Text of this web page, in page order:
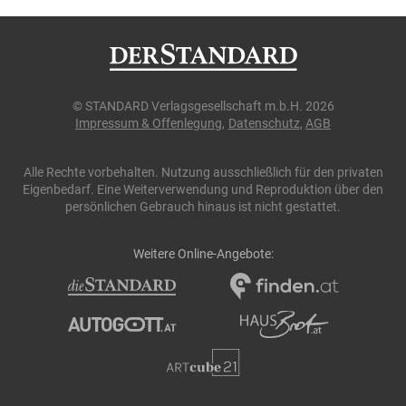
© STANDARD Verlagsgesellschaft m.b.H. 2026
Impressum & Offenlegung Datenschutz AGB
Alle Rechte vorbehalten. Nutzung ausschließlich für den privaten
Eigenbedarf. Eine Weiterverwendung und Reproduktion über den
persönlichen Gebrauch hinaus ist nicht gestattet.
Weitere Online-Angebote: